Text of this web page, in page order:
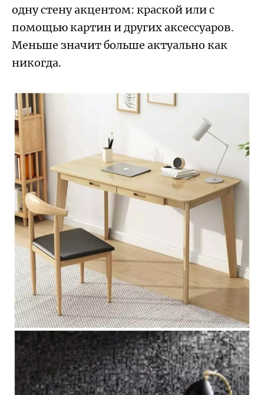
одну стену акцентом: краской или с
помощью картин и других аксессуаров.
Меньше значит больше актуально как
никогда.